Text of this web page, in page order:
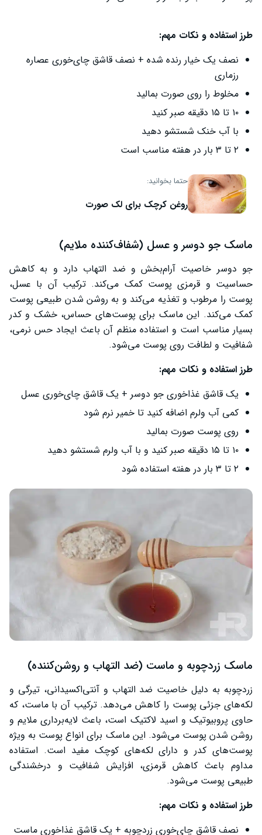
طرز استفاده و نکات مهم:
نصف یک خیار رنده شده + نصف قاشق چای‌خوری عصاره
رزماری
مخلوط را روی صورت بمالید
۱۰ تا ۱۵ دقیقه صبر کنید
با آب خنک شستشو دهید
۲ تا ۳ بار در هفته مناسب است
حتما بخوانید:
روغن کرچک برای لک صورت
ماسک جو دوسر و عسل (شفاف‌کننده ملایم)
جو دوسر خاصیت آرام‌بخش و ضد التهاب دارد و به کاهش
حساسیت و قرمزی پوست کمک می‌کند. ترکیب آن با عسل،
پوست را مرطوب و تغذیه می‌کند و به روشن شدن طبیعی پوست
کمک می‌کند. این ماسک برای پوست‌های حساس، خشک و کدر
بسیار مناسب است و استفاده منظم آن باعث ایجاد حس نرمی،
شفافیت و لطافت روی پوست می‌شود.
طرز استفاده و نکات مهم:
یک قاشق غذاخوری جو دوسر + یک قاشق چای‌خوری عسل
کمی آب ولرم اضافه کنید تا خمیر نرم شود
روی پوست صورت بمالید
۱۰ تا ۱۵ دقیقه صبر کنید و با آب ولرم شستشو دهید
۲ تا ۳ بار در هفته استفاده شود
ماسک زردچوبه و ماست (ضد التهاب و روشن‌کننده)
زردچوبه به دلیل خاصیت ضد التهاب و آنتی‌اکسیدانی، تیرگی و
لکه‌های جزئی پوست را کاهش می‌دهد. ترکیب آن با ماست، که
حاوی پروبیوتیک و اسید لاکتیک است، باعث لایه‌برداری ملایم و
روشن شدن پوست می‌شود. این ماسک برای انواع پوست به ویژه
پوست‌های کدر و دارای لکه‌های کوچک مفید است. استفاده
مداوم باعث کاهش قرمزی، افزایش شفافیت و درخشندگی
طبیعی پوست می‌شود.
طرز استفاده و نکات مهم:
نصف قاشق چای‌خوری زردچوبه + یک قاشق غذاخوری ماست